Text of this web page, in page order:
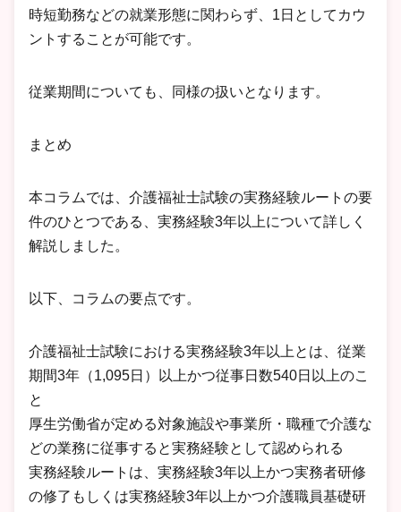
時短勤務などの就業形態に関わらず、1日としてカウ
ントすることが可能です。
従業期間についても、同様の扱いとなります。
まとめ
本コラムでは、介護福祉士試験の実務経験ルートの要
件のひとつである、実務経験3年以上について詳しく
解説しました。
以下、コラムの要点です。
介護福祉士試験における実務経験3年以上とは、従業
期間3年（1,095日）以上かつ従事日数540日以上のこ
と
厚生労働省が定める対象施設や事業所・職種で介護な
どの業務に従事すると実務経験として認められる
実務経験ルートは、実務経験3年以上かつ実務者研修
の修了もしくは実務経験3年以上かつ介護職員基礎研